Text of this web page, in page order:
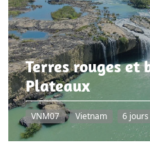
Terres rouges et
Plateaux
VNM07 Vietnam 6 jours